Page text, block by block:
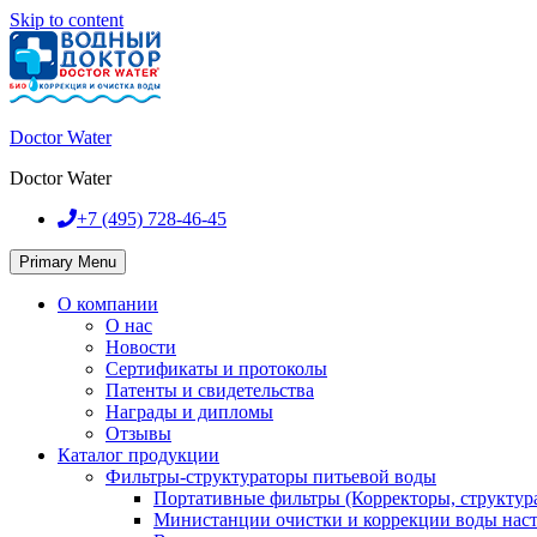
Skip to content
Doctor Water
Doctor Water
+7 (495) 728-46-45
Primary Menu
О компании
О нас
Новости
Сертификаты и протоколы
Патенты и свидетельства
Награды и дипломы
Отзывы
Каталог продукции
Фильтры-структураторы питьевой воды
Портативные фильтры (Корректоры,
Министанции очистки и коррекции воды